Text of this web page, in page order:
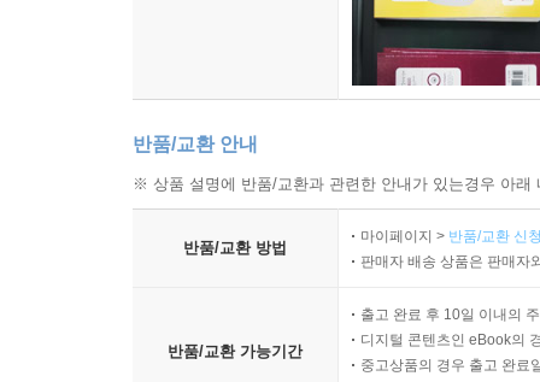
반품/교환 안내
※ 상품 설명에 반품/교환과 관련한 안내가 있는경우 아
반품/교환 방법
마이페이지 > 반품/교환 신
판매자 배송 상품은 판매자
반품/교환 가능기간
출고 완료 후 10일 이내의
디지털 콘텐츠인 eBook의
중고상품의 경우 출고 완료